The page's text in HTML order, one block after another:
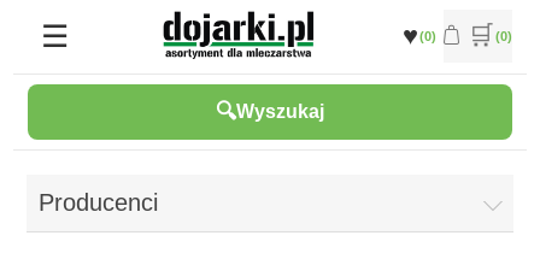
(0) (0)
Wyszukaj
Producenci